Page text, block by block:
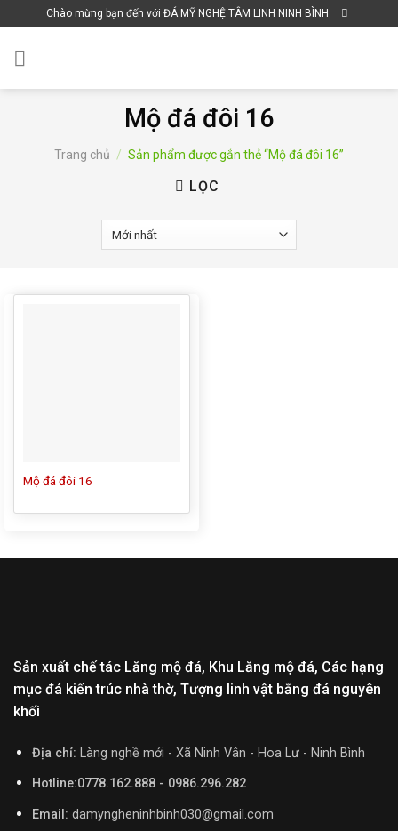
to
content
Chào mừng bạn đến với ĐÁ MỸ NGHỆ TÂM LINH NINH BÌNH
Mộ đá đôi 16
Trang chủ / Sản phẩm được gắn thẻ “Mộ đá đôi 16”
LỌC
Mộ đá đôi 16
Sản xuất chế tác Lăng mộ đá, Khu Lăng mộ đá, Các hạng
mục đá kiến trúc nhà thờ, Tượng linh vật bằng đá nguyên
khối
Địa chỉ: Làng nghề mới - Xã Ninh Vân - Hoa Lư - Ninh Bình
Hotline:0778.162.888 - 0986.296.282
Email: damyngheninhbinh030@gmail.com